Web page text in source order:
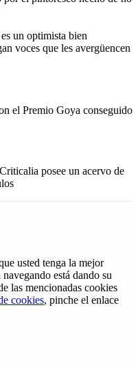
un optimista bien
voces que les avergüencen
el Premio Goya conseguido
posee un acervo de
usted tenga la mejor
está dando su
las mencionadas cookies
cookies, pinche el enlace